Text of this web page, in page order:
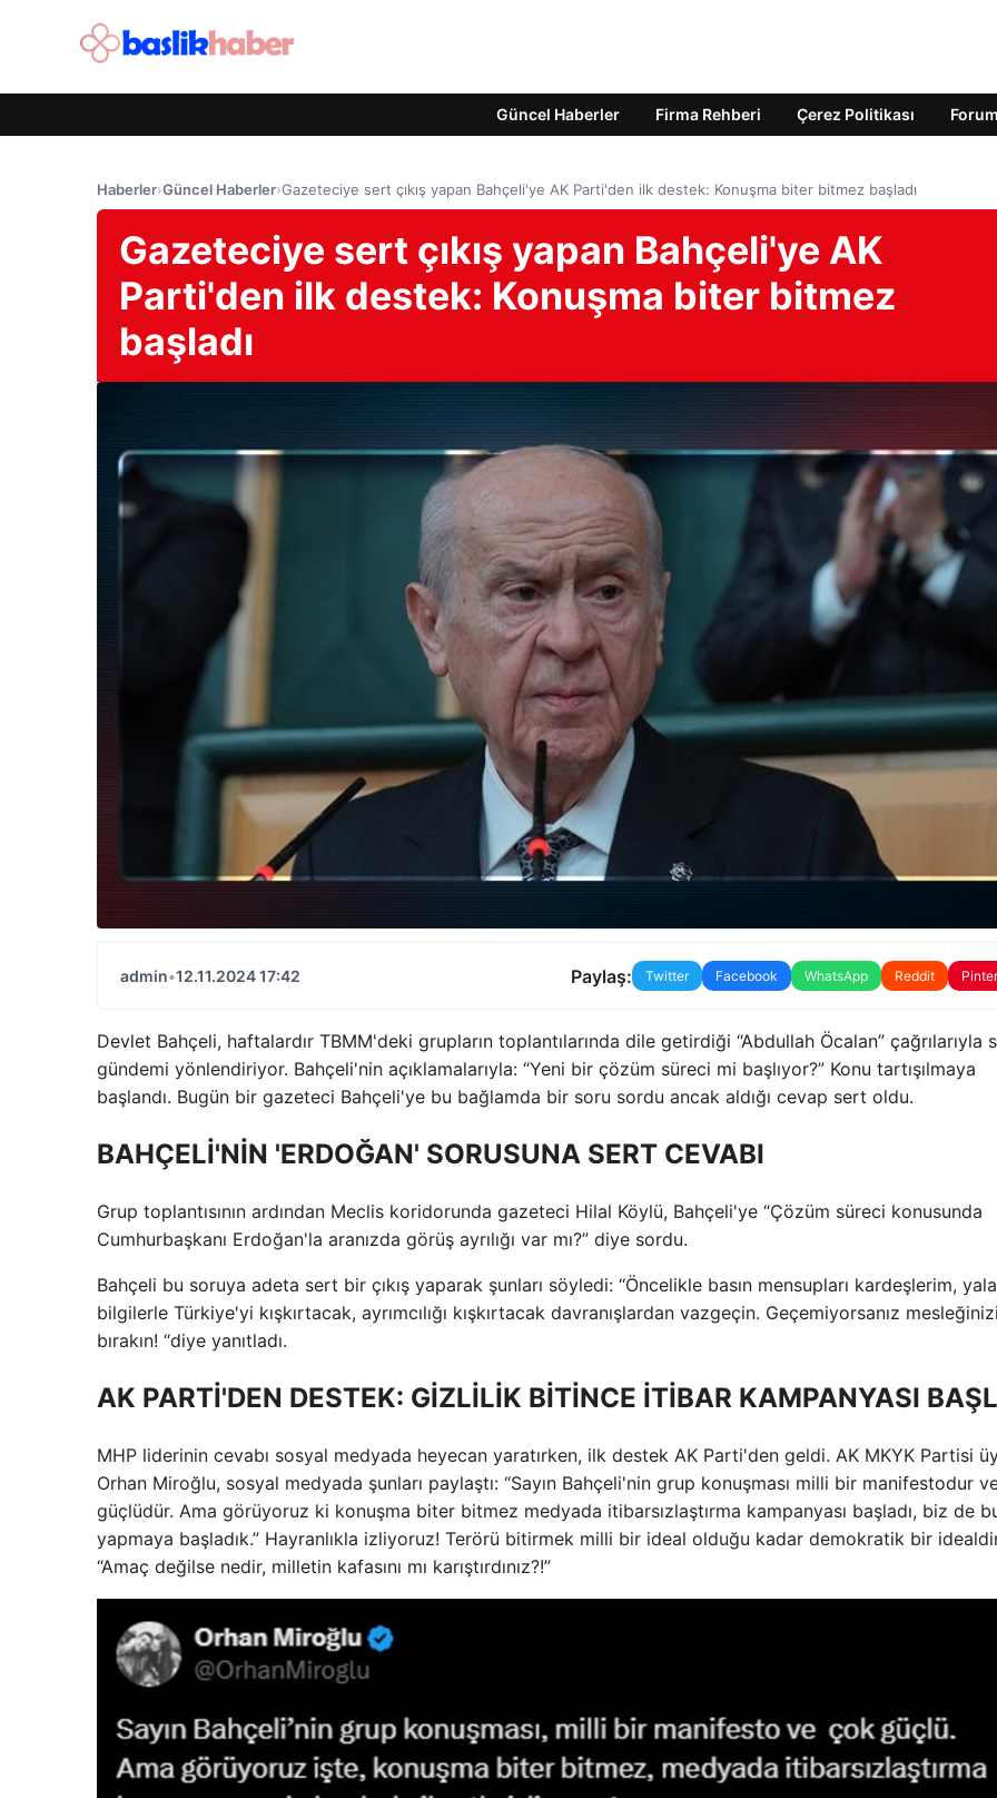
Güncel Haberler Firma Rehberi Çerez Politikası Forum
Haberler›Güncel Haberler›Gazeteciye sert çıkış yapan Bahçeli'ye AK Parti'den ilk destek: Konuşma biter bitmez başladı
Gazeteciye sert çıkış yapan Bahçeli'ye AK
Parti'den ilk destek: Konuşma biter bitmez
başladı
admin•12.11.2024 17:42 Paylaş: Twitter Facebook WhatsApp Reddit
Devlet Bahçeli, haftalardır TBMM'deki grupların toplantılarında dile getirdiği “Abdullah Öcalan” çağrılarıyla
gündemi yönlendiriyor. Bahçeli'nin açıklamalarıyla: “Yeni bir çözüm süreci mi başlıyor?” Konu tartışılmaya
başlandı. Bugün bir gazeteci Bahçeli'ye bu bağlamda bir soru sordu ancak aldığı cevap sert oldu.
BAHÇELİ'NİN 'ERDOĞAN' SORUSUNA SERT CEVABI
Grup toplantısının ardından Meclis koridorunda gazeteci Hilal Köylü, Bahçeli'ye “Çözüm süreci konusunda
Cumhurbaşkanı Erdoğan'la aranızda görüş ayrılığı var mı?” diye sordu.
Bahçeli bu soruya adeta sert bir çıkış yaparak şunları söyledi: “Öncelikle basın mensupları kardeşlerim,
bilgilerle Türkiye'yi kışkırtacak, ayrımcılığı kışkırtacak davranışlardan vazgeçin. Geçemiyorsanız mesleğinizi
bırakın! “diye yanıtladı.
AK PARTİ'DEN DESTEK: GİZLİLİK BİTİNCE İTİBAR KAMPANYASI
MHP liderinin cevabı sosyal medyada heyecan yaratırken, ilk destek AK Parti'den geldi. AK MKYK Partisi
Orhan Miroğlu, sosyal medyada şunları paylaştı: “Sayın Bahçeli'nin grup konuşması milli bir manifestodur
güçlüdür. Ama görüyoruz ki konuşma biter bitmez medyada itibarsızlaştırma kampanyası başladı, biz de
yapmaya başladık.” Hayranlıkla izliyoruz! Terörü bitirmek milli bir ideal olduğu kadar demokratik bir
“Amaç değilse nedir, milletin kafasını mı karıştırdınız?!”